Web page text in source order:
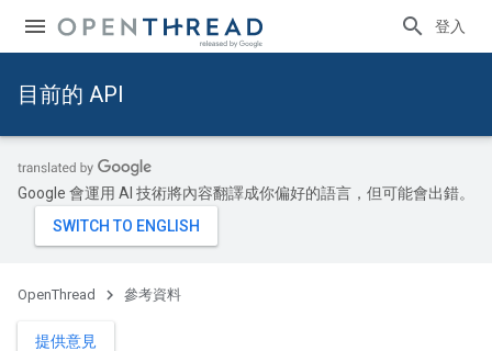
登入
目前的 API
Google 會運用 AI 技術將內容翻譯成你偏好的語言，但可能會出錯。
OpenThread 參考資料
提供意見